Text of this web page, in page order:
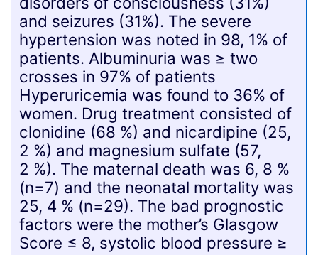
and seizures (31%). The severe
hypertension was noted in 98, 1% of
patients. Albuminuria was ≥ two
crosses in 97% of patients
Hyperuricemia was found to 36% of
women. Drug treatment consisted of
clonidine (68 %) and nicardipine (25,
2 %) and magnesium sulfate (57,
2 %). The maternal death was 6, 8 %
(n=7) and the neonatal mortality was
25, 4 % (n=29). The bad prognostic
factors were the mother’s Glasgow
Score ≤ 8, systolic blood pressure ≥